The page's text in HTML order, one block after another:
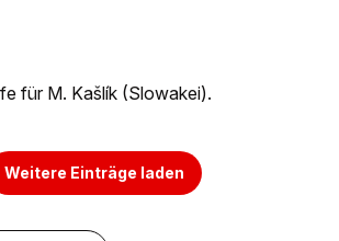
für M. Kašlík (Slowakei).
Weitere Einträge laden